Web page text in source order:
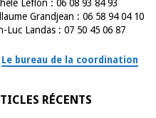
Leflon : 06 08 93 84 93
Grandjean : 06 58 94 04 10
Luc Landas : 07 50 45 06 87
Le bureau de la coordination
RÉCENTS